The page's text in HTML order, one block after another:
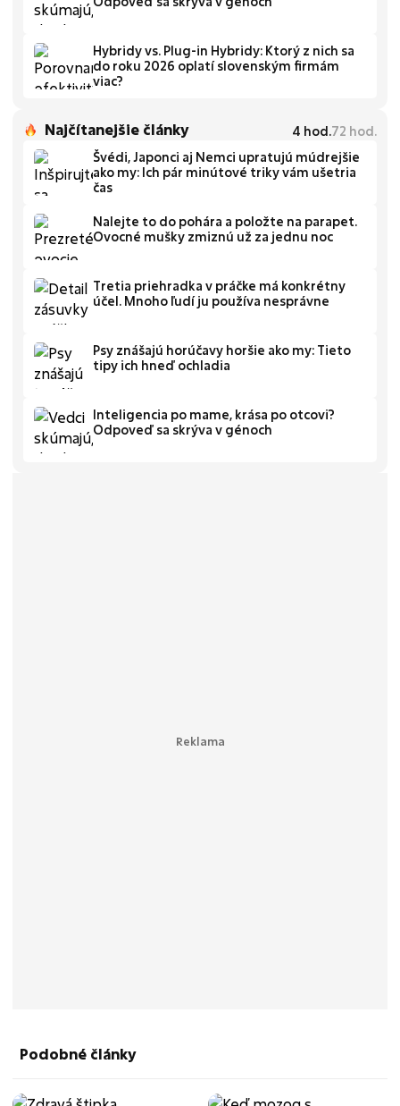
Hybridy vs. Plug-in Hybridy: Ktorý z nich sa
do roku 2026 oplatí slovenským firmám
viac?
Najčítanejšie články 4 hod.72 hod.
Švédi, Japonci aj Nemci upratujú múdrejšie
ako my: Ich pár minútové triky vám ušetria
čas
Nalejte to do pohára a položte na parapet.
Ovocné mušky zmiznú už za jednu noc
Tretia priehradka v práčke má konkrétny
účel. Mnoho ľudí ju používa nesprávne
Psy znášajú horúčavy horšie ako my: Tieto
tipy ich hneď ochladia
Inteligencia po mame, krása po otcovi?
Odpoveď sa skrýva v génoch
Podobné články